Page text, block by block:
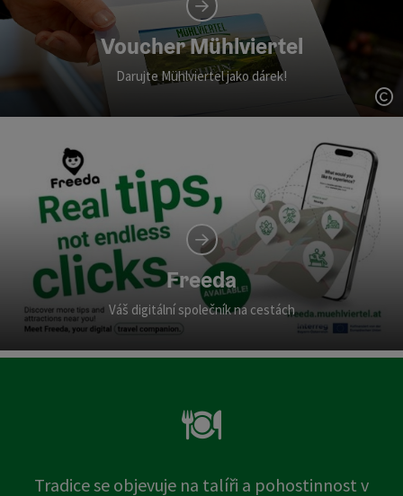
Voucher Mühlviertel
Darujte Mühlviertel jako dárek!
Freeda
Váš digitální společník na cestách
Tradice se objevuje na talíři a pohostinnost v